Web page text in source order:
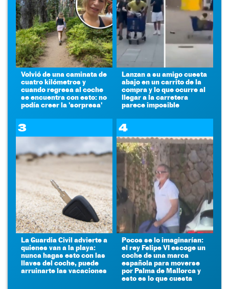
Volvió de una caminata de
cuatro kilómetros y
cuando regresa al coche
se encuentra con esto: no
podía creer la 'sorpresa'
Lanzan a su amigo cuesta
abajo en un carrito de la
compra y lo que ocurre al
llegar a la carretera
parece imposible
3
La Guardia Civil advierte a
quienes van a la playa:
nunca hagas esto con las
llaves del coche, puede
arruinarte las vacaciones
4
Pocos se lo imaginarían:
el rey Felipe VI escoge un
coche de una marca
española para moverse
por Palma de Mallorca y
esto es lo que cuesta